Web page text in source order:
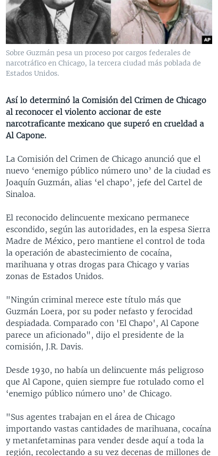
VENEZUELA
BRASIL
NICARAGUA
ECONOMÍA
ENTRETENIMIENTO Y CULTURA
TECNOLOGÍA
DEPORTES
MULTIMEDIA
VIDEOS
FOTOGRAFÍA
AUDIOS
PROGRAMAS TV
EL MUNDO AL DÍA
FORO INTERAMERICANO
LAS CLAVES
PANORAMA
RADIO
AVANCE INFORMATIVO
BUENOS DÍAS AMÉRICA
ESTADOS UNIDOS AL DÍA
EL MUNDO AL DÍA [RADIO]
DEPORTIVO INTERNACIONAL
NOTA ECONÓMICA
DIRECT
Learning English
SÍGANOS
Idiomas
Sobre Guzmán pesa un proceso por cargos federales de
narcotráfico en Chicago, la tercera ciudad más poblada de
Estados Unidos.
Así lo determinó la Comisión del Crimen de Chicago
al reconocer el violento accionar de este
narcotraficante mexicano que superó en crueldad a
Al Capone.
La Comisión del Crimen de Chicago anunció que el
nuevo ‘enemigo público número uno’ de la ciudad es
Joaquín Guzmán, alias ‘el chapo’, jefe del Cartel de
Sinaloa.
El reconocido delincuente mexicano permanece
escondido, según las autoridades, en la espesa Sierra
Madre de México, pero mantiene el control de toda
la operación de abastecimiento de cocaína,
marihuana y otras drogas para Chicago y varias
zonas de Estados Unidos.
"Ningún criminal merece este título más que
Guzmán Loera, por su poder nefasto y ferocidad
despiadada. Comparado con 'El Chapo', Al Capone
parece un aficionado", dijo el presidente de la
comisión, J.R. Davis.
Desde 1930, no había un delincuente más peligroso
que Al Capone, quien siempre fue rotulado como el
‘enemigo público número uno’ de Chicago.
"Sus agentes trabajan en el área de Chicago
importando vastas cantidades de marihuana, cocaína
y metanfetaminas para vender desde aquí a toda la
región, recolectando a su vez decenas de millones de